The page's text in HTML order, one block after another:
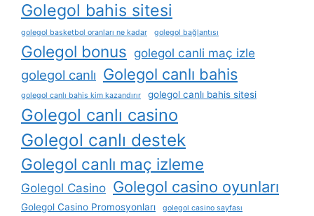
Golegol bahis sitesi
golegol basketbol oranları ne kadar golegol bağlantısı
Golegol bonus golegol canli maç izle
golegol canlı Golegol canlı bahis
golegol canlı bahis kim kazandırır golegol canlı bahis sitesi
Golegol canlı casino
Golegol canlı destek
Golegol canlı maç izleme
Golegol Casino Golegol casino oyunları
Golegol Casino Promosyonları golegol casino sayfası